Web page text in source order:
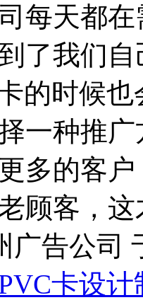
每天都
了我们
的时候
一种推
多的客
顾客，
广告公司
卡设计